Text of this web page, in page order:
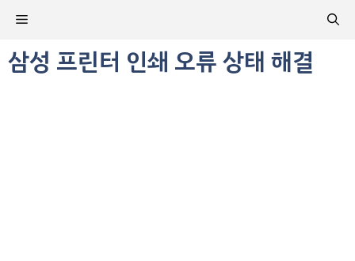
로
메
뉴
삼성 프린터 인쇄 오류 상태 해결